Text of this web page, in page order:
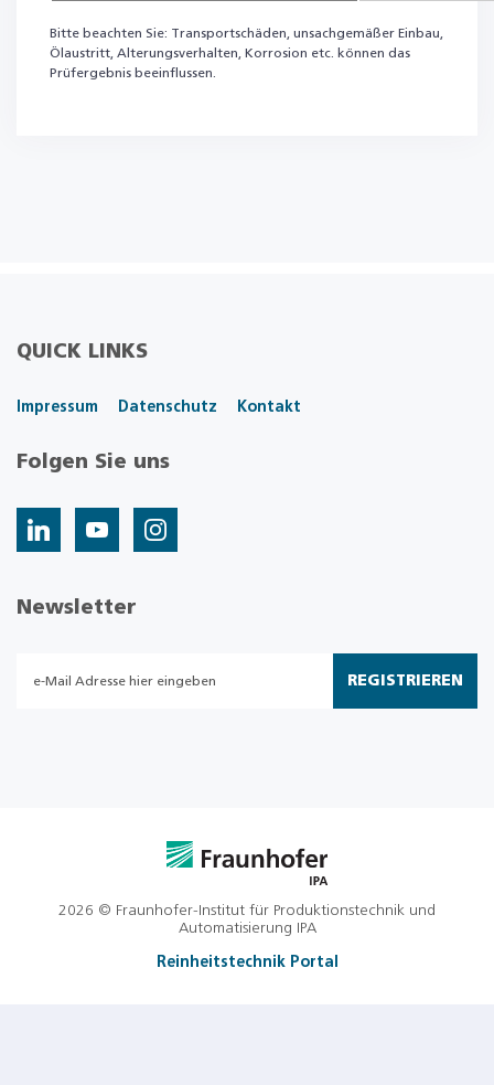
Bitte beachten Sie: Transportschäden, unsachgemäßer Einbau,
Ölaustritt, Alterungsverhalten, Korrosion etc. können das
Prüfergebnis beeinflussen.
QUICK LINKS
Impressum Datenschutz Kontakt
Folgen Sie uns
Newsletter
REGISTRIEREN
2026 © Fraunhofer-Institut für Produktionstechnik und
Automatisierung IPA
Reinheitstechnik Portal